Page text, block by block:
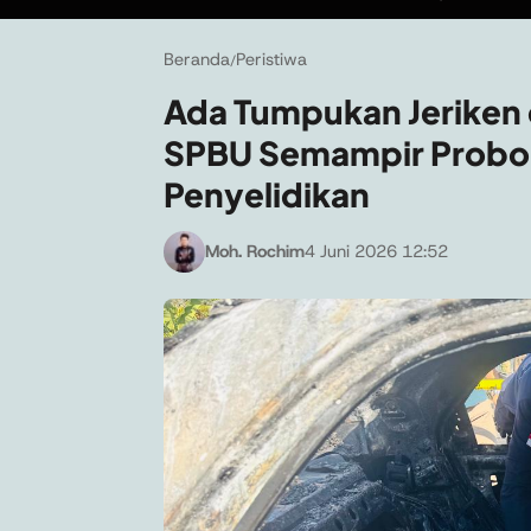
Beranda/Peristiwa
Ada Tumpukan
SPBU Semampir
Penyelidikan
Moh. Rochim4 Juni 2026 12:52